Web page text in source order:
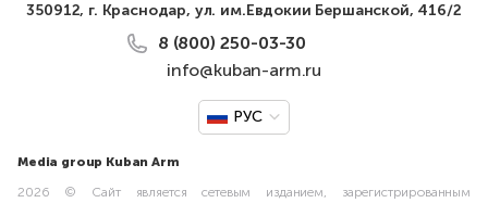
350912, г. Краснодар, ул. им.Евдокии Бершанской, 416/2
8 (800) 250-03-30
info@kuban-arm.ru
РУС
Media group Kuban Arm
2026 © Сайт является сетевым изданием, зарегистрированным